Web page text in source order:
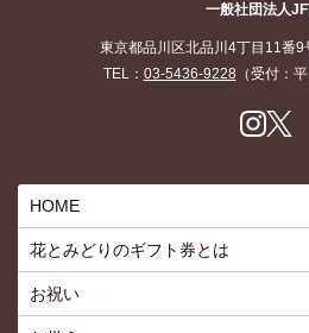
一般社団法人
東京都品川区北品川4丁目11番
TEL： 03-5436-9228 （受付：
HOME
花とみどりのギフト券とは
お祝い